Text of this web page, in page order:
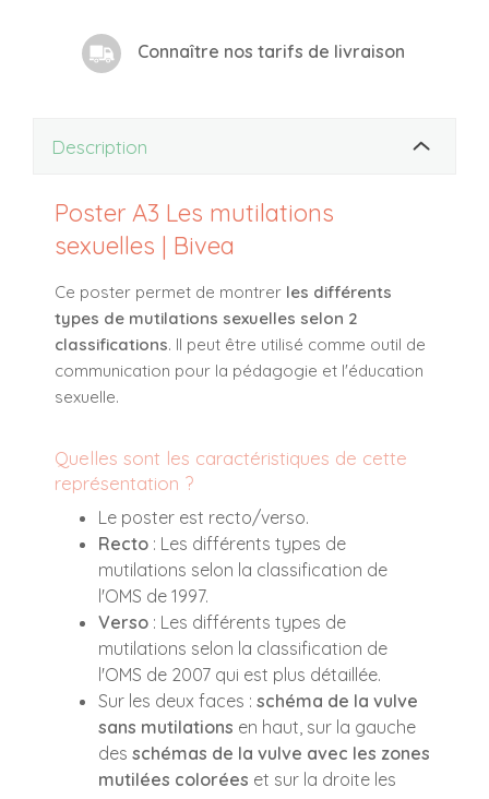
Connaître nos tarifs de livraison
Description
Poster A3 Les mutilations
sexuelles | Bivea
Ce poster permet de montrer les différents
types de mutilations sexuelles selon 2
classifications. Il peut être utilisé comme outil de
communication pour la pédagogie et l'éducation
sexuelle.
Quelles sont les caractéristiques de cette
représentation ?
Le poster est recto/verso.
Recto : Les différents types de
mutilations selon la classification de
l'OMS de 1997.
Verso : Les différents types de
mutilations selon la classification de
l'OMS de 2007 qui est plus détaillée.
Sur les deux faces : schéma de la vulve
sans mutilations en haut, sur la gauche
des schémas de la vulve avec les zones
mutilées colorées et sur la droite les